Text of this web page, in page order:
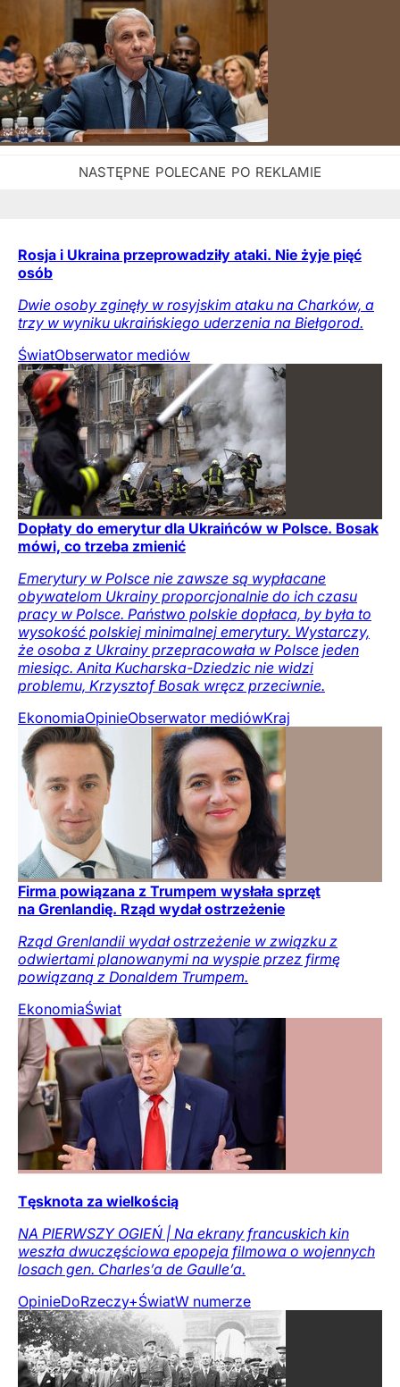
Rosja i Ukraina przeprowadziły ataki. Nie żyje pięć
osób
Dwie osoby zginęły w rosyjskim ataku na Charków, a
trzy w wyniku ukraińskiego uderzenia na Biełgorod.
ŚwiatObserwator mediów
Dopłaty do emerytur dla Ukraińców w Polsce. Bosak
mówi, co trzeba zmienić
Emerytury w Polsce nie zawsze są wypłacane
obywatelom Ukrainy proporcjonalnie do ich czasu
pracy w Polsce. Państwo polskie dopłaca, by była to
wysokość polskiej minimalnej emerytury. Wystarczy,
że osoba z Ukrainy przepracowała w Polsce jeden
miesiąc. Anita Kucharska-Dziedzic nie widzi
problemu, Krzysztof Bosak wręcz przeciwnie.
EkonomiaOpinieObserwator mediówKraj
Firma powiązana z Trumpem wysłała sprzęt
na Grenlandię. Rząd wydał ostrzeżenie
Rząd Grenlandii wydał ostrzeżenie w związku z
odwiertami planowanymi na wyspie przez firmę
powiązaną z Donaldem Trumpem.
EkonomiaŚwiat
Tęsknota za wielkością
NA PIERWSZY OGIEŃ | Na ekrany francuskich kin
weszła dwuczęściowa epopeja filmowa o wojennych
losach gen. Charles’a de Gaulle’a.
OpinieDoRzeczy+ŚwiatW numerze